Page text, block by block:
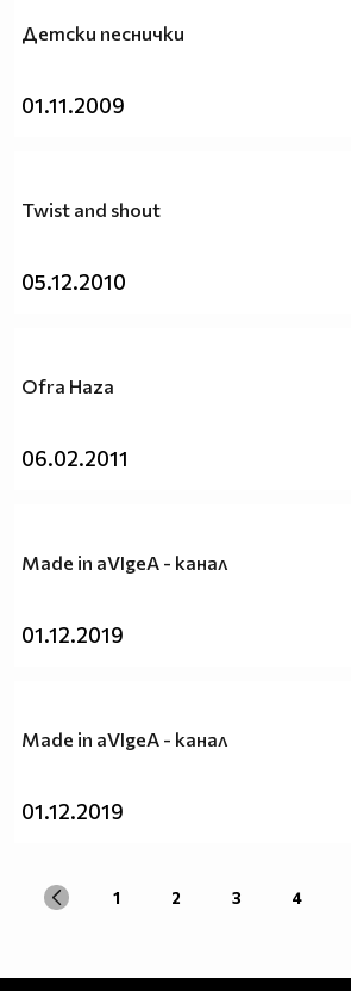
Детски песнички
01.11.2009
Twist and shout
05.12.2010
Ofra Haza
06.02.2011
Made in aVIgeA - канал
01.12.2019
Made in aVIgeA - канал
01.12.2019
1 2 3 4